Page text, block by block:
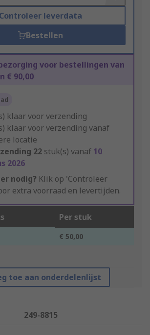
Controleer leverdata
Bestellen
voor bestellingen van
€ 90,00
klaar voor verzending
klaar voor verzending vanaf
locatie
22 stuk(s) vanaf 10
2026
nodig? Klik op 'Controleer
extra voorraad en levertijden.
Per stuk
€ 50,00
toe aan onderdelenlijst
249-8815